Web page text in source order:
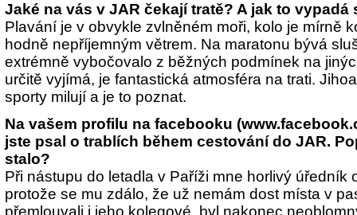
Jaké na vás v JAR čekají tratě? A jak to vypadá
Plavání je v obvykle zvlněném moři, kolo je mírně
hodně nepříjemným větrem. Na maratonu bývá
extrémně vybočovalo z běžných podmínek na
určitě vyjímá, je fantastická atmosféra na trati.
sporty milují a je to poznat.
Na vašem profilu na facebooku
jste psal o trablích během cestování do JAR.
stalo?
Při nástupu do letadla v Paříži mne horlivý úředník
protože se mu zdálo, že už nemám dost místa v
přemlouvali i jeho kolegové, byl nakonec